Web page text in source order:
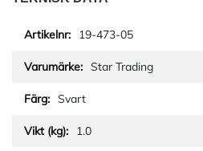
19-473-05
Star Trading
Svart
1.0